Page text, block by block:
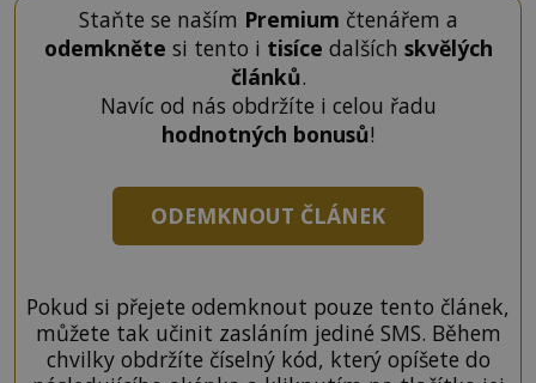
Staňte se naším Premium čtenářem a
odemkněte si tento i tisíce dalších skvělých
článků.
Navíc od nás obdržíte i celou řadu
hodnotných bonusů!
ODEMKNOUT ČLÁNEK
Pokud si přejete odemknout pouze tento článek,
můžete tak učinit zasláním jediné SMS. Během
chvilky obdržíte číselný kód, který opíšete do